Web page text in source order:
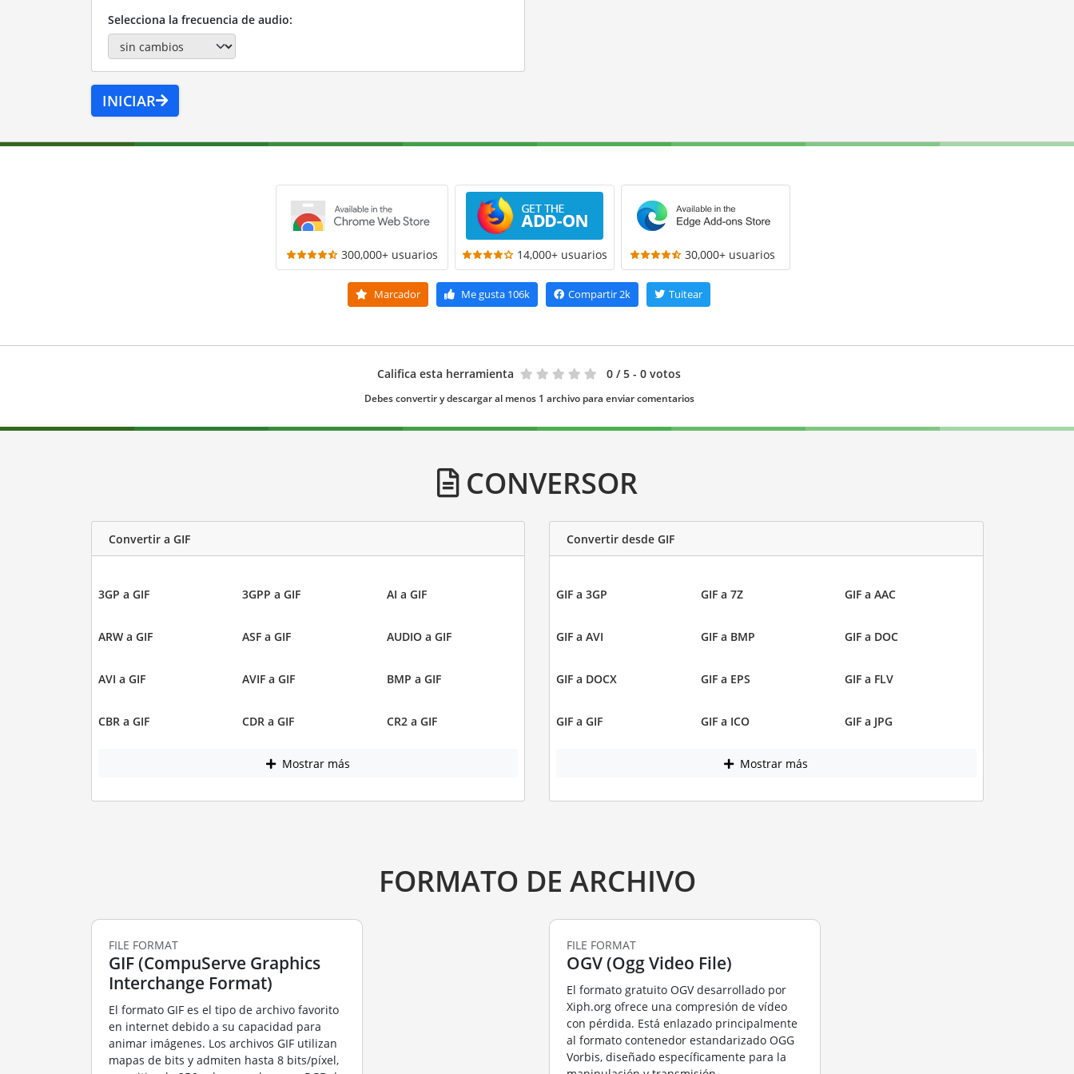
Selecciona la frecuencia de audio:
INICIAR
300,000+ usuarios 14,000+ usuarios 30,000+ usuarios
Marcador Me gusta 106k Compartir2k Tuitear
Califica esta herramienta 0 / 5 - 0 votos
Debes convertir y descargar al menos 1 archivo para enviar comentarios
CONVERSOR
Convertir a GIF
3GP a GIF 3GPP a GIF AI a GIF
ARW a GIF ASF a GIF AUDIO a GIF
AVI a GIF AVIF a GIF BMP a GIF
CBR a GIF CDR a GIF CR2 a GIF
Mostrar más
Convertir desde GIF
GIF a 3GP GIF a 7Z GIF a AAC
GIF a AVI GIF a BMP GIF a DOC
GIF a DOCX GIF a EPS GIF a FLV
GIF a GIF GIF a ICO GIF a JPG
Mostrar más
FORMATO DE ARCHIVO
FILE FORMAT
GIF (CompuServe Graphics
Interchange Format)
El formato GIF es el tipo de archivo favorito
en internet debido a su capacidad para
animar imágenes. Los archivos GIF utilizan
mapas de bits y admiten hasta 8 bits/píxel,
FILE FORMAT
OGV (Ogg Video File)
El formato gratuito OGV desarrollado por
Xiph.org ofrece una compresión de vídeo
con pérdida. Está enlazado principalmente
al formato contenedor estandarizado OGG
Vorbis, diseñado específicamente para la